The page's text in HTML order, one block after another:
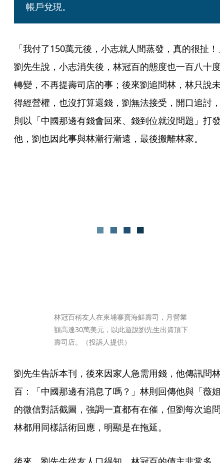
帳戶兌現。
「我付了150萬元後，小志就人間蒸發，真的很扯！
劉先生說，小志消失後，林冠百的態度也一百八十度
轉變，不再提壽司店的事；後來劉追問林，林只說未
得經營權，也沒打算還錢，劉無法接受，開口追討，
則以「中國那邊有錢會回來、錢到位就沒問題」打發
他，劉也因此事與林漸行漸遠，最後搬離林家。
林冠百稱友人在柬埔寨賣海鮮壽司，月營業
額高達30萬美元，以此遊說劉先生出資頂下
壽司店。（投訴人提供）
劉先生告訴本刊，後來因家人急需用錢，他傳訊問林
百：「中國那邊有消息了嗎？」林則回傳他與「薇姐
的微信對話截圖，強調一直都有在催，但劉每次追問
林都用同樣話術回應，明顯是在拖延。